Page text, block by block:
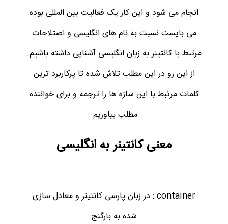
انجام می شود و این کار یک فعالیت بین المللی بوده
می بایست نسبت به نام های انگلیسی و اصتلاحات
مرتبط با کانتینر به زبان انگلیسی آشنایی داشته باشیم.
از این رو در این مطلب تلاش شده تا پرکاربرد ترین
کلمات مرتبط با این سازه ها را ترجمه و برای خواننده
مطلب بیاوریم.
معنی کانتینر به انگلیسی
container : در زبان پارسی کانتینر و معادل سازی
شده به بارگنج